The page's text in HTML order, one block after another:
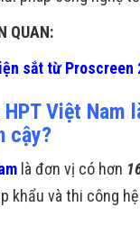
QUAN:
sắt từ Proscreen
Việt Nam
cậy?
là đơn vị có hơn
khẩu và thi công